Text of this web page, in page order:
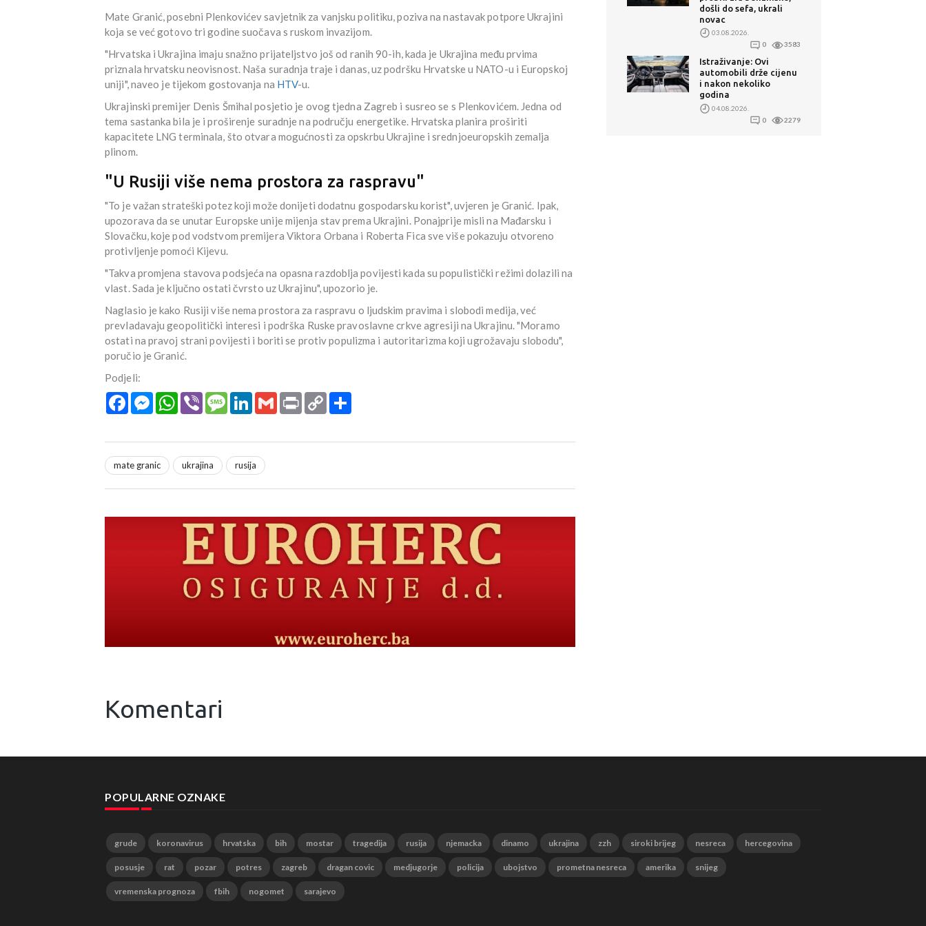
Mate Granić, posebni Plenkovićev savjetnik za vanjsku politiku, poziva na nastavak potpore Ukrajini
koja se već gotovo tri godine suočava s ruskom invazijom.
"Hrvatska i Ukrajina imaju snažno prijateljstvo još od ranih 90-ih, kada je Ukrajina među prvima
priznala hrvatsku neovisnost. Naša suradnja traje i danas, uz podršku Hrvatske u NATO-u i Europskoj
uniji", naveo je tijekom gostovanja na HTV-u.
Ukrajinski premijer Denis Šmihal posjetio je ovog tjedna Zagreb i susreo se s Plenkovićem. Jedna od
tema sastanka bila je i proširenje suradnje na području energetike. Hrvatska planira proširiti
kapacitete LNG terminala, što otvara mogućnosti za opskrbu Ukrajine i srednjoeuropskih zemalja
plinom.
"U Rusiji više nema prostora za raspravu"
"To je važan strateški potez koji može donijeti dodatnu gospodarsku korist", uvjeren je Granić. Ipak,
upozorava da se unutar Europske unije mijenja stav prema Ukrajini. Ponajprije misli na Mađarsku i
Slovačku, koje pod vodstvom premijera Viktora Orbana i Roberta Fica sve više pokazuju otvoreno
protivljenje pomoći Kijevu.
"Takva promjena stavova podsjeća na opasna razdoblja povijesti kada su populistički režimi dolazili na
vlast. Sada je ključno ostati čvrsto uz Ukrajinu", upozorio je.
Naglasio je kako Rusiji više nema prostora za raspravu o ljudskim pravima i slobodi medija, već
prevladavaju geopolitički interesi i podrška Ruske pravoslavne crkve agresiji na Ukrajinu. "Moramo
ostati na pravoj strani povijesti i boriti se protiv populizma i autoritarizma koji ugrožavaju slobodu",
poručio je Granić.
Podjeli:
FacebookMessengerWhatsApp
Viber MessageLinkedInGmail Print Copy
Link
mate granic ukrajina rusija
Komentari
došli do sefa, ukrali
novac
03.08.2026.
0
3583
Istraživanje: Ovi
automobili drže cijenu
i nakon nekoliko
godina
04.08.2026.
0
2279
POPULARNE OZNAKE
grude koronavirus hrvatska bih mostar tragedija rusija njemacka dinamo ukrajina zzh siroki brijeg nesreca hercegovina
posusje rat pozar potres zagreb dragan covic medjugorje policija ubojstvo prometna nesreca amerika snijeg
vremenska prognoza fbih nogomet sarajevo